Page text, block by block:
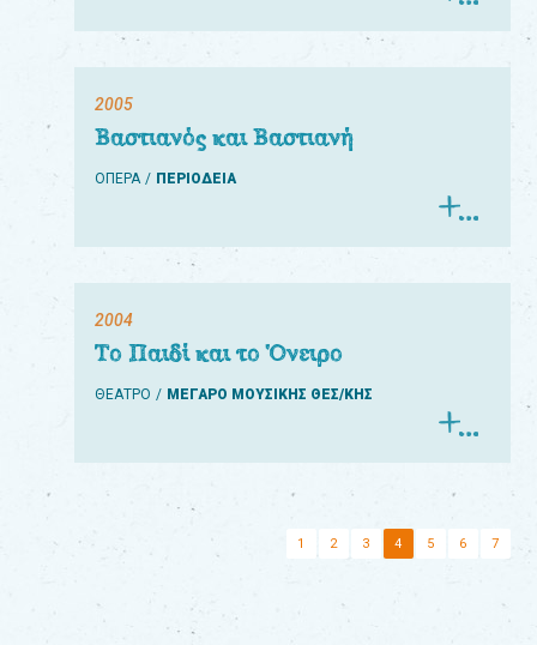
2005
Βαστιανός και Βαστιανή
ΟΠΕΡΑ ΠΕΡΙΟΔΕΙΑ
2004
Το Παιδί και το Όνειρο
ΘΕΑΤΡΟ ΜΕΓΑΡΟ ΜΟΥΣΙΚΗΣ ΘΕΣ/ΚΗΣ
1 2 3 4 5 6 7